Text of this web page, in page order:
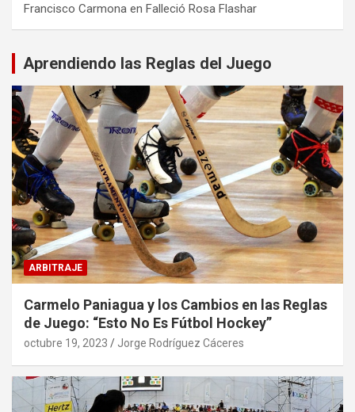
Francisco Carmona en Falleció Rosa Flashar
Aprendiendo las Reglas del Juego
ARBITRAJE
Carmelo Paniagua y los Cambios en las Reglas
de Juego: “Esto No Es Fútbol Hockey”
octubre 19, 2023 Jorge Rodríguez Cáceres